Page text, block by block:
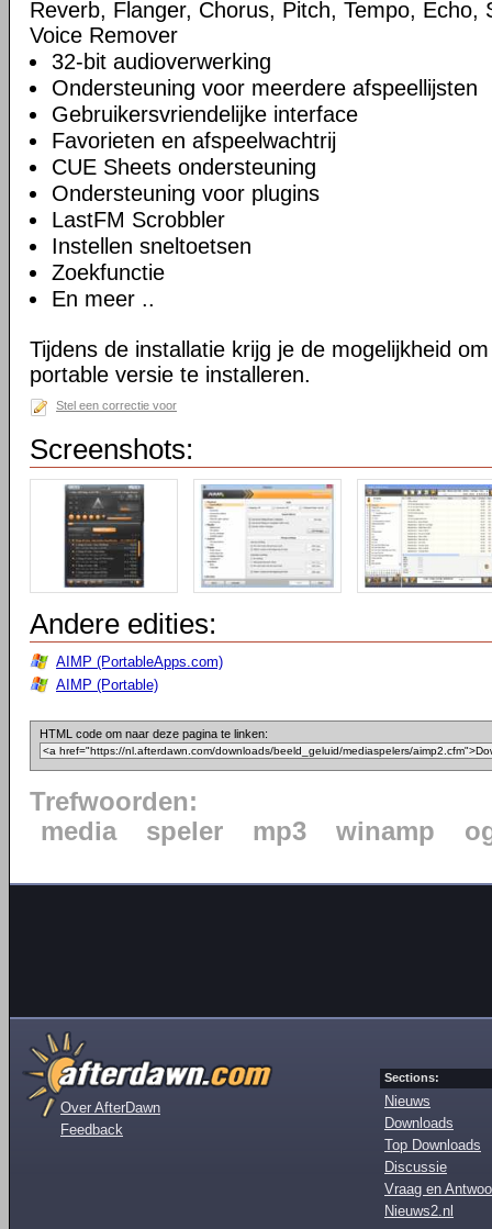
Reverb, Flanger, Chorus, Pitch, Tempo, Echo,
Voice Remover
32-bit audioverwerking
Ondersteuning voor meerdere afspeellijsten
Gebruikersvriendelijke interface
Favorieten en afspeelwachtrij
CUE Sheets ondersteuning
Ondersteuning voor plugins
LastFM Scrobbler
Instellen sneltoetsen
Zoekfunctie
En meer ..
Tijdens de installatie krijg je de mogelijkheid
portable versie te installeren.
Stel een correctie voor
Screenshots:
Andere edities:
AIMP (PortableApps.com)
AIMP (Portable)
HTML code om naar deze pagina te linken:
Trefwoorden:
media
speler mp3 winamp
Over AfterDawn
Feedback
Sections:
Nieuws
Downloads
Top Downloads
Discussie
Vraag en
Nieuws2.nl